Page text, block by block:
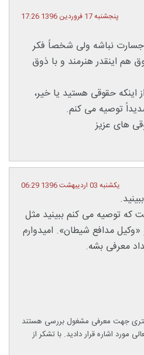
پنجشنبه 17 فروردین 1396 17:26
نباشه ولی شخصاً فکر
هم اینقدر هنرمند و با ذوق
اینکه حقوقی هستید یا خیر،
توصیه می کنم.
های عزیز
یکشنبه 03 اردیبهشت 1396 06:29
توصیه می کنم ببینید مثل
مدافع شیطان». امیدوارم
معرفی بشه.
جهت معرفی مشغول بررسی هستند
مورد اشاره قرار دادید. با تشکر از